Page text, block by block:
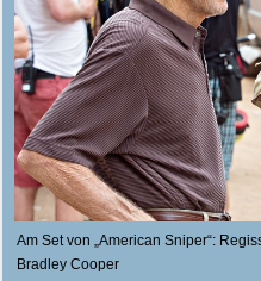
Am Set von „American Sniper“:
Bradley Cooper